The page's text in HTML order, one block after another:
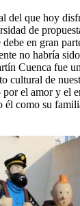
del que hoy
de
en gran
no habría
Cuenca fue
cultural de
el amor y el
él como su